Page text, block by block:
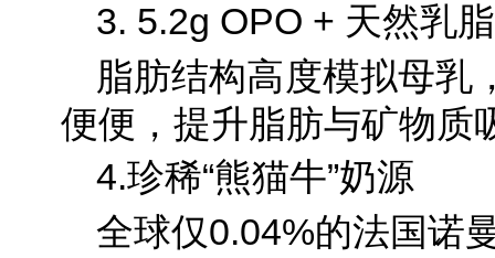
3. 5.2g OPO + 天然乳
脂肪结构高度模拟母乳
便便，提升脂肪与矿物质
4.珍稀“熊猫牛”奶源
全球仅0.04%的法国诺